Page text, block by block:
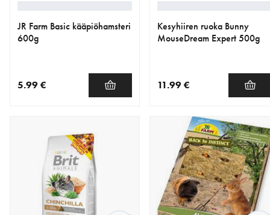
JR Farm Basic kääpiöhamsteri
600g
5.99 €
Kesyhiiren ruoka Bunny
MouseDream Expert 500g
11.99 €